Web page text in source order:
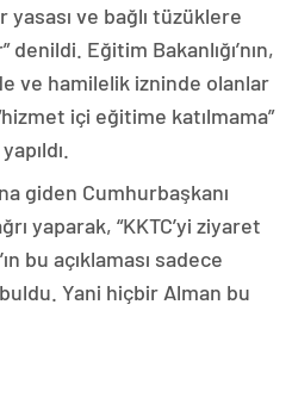
yasası ve bağlı tüzüklere
denildi. Eğitim Bakanlığı’nın,
ve hamilelik izninde olanlar
içi eğitime katılmama”
giden Cumhurbaşkanı
yaparak, “KKTC’yi ziyaret
bu açıklaması sadece
Yani hiçbir Alman bu